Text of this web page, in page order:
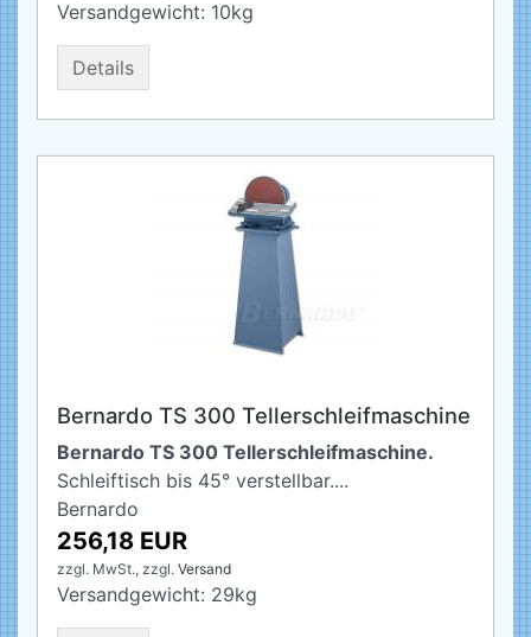
Versandgewicht: 10kg
Details
Bernardo TS 300 Tellerschleifmaschine
Bernardo TS 300 Tellerschleifmaschine.
Schleiftisch bis 45° verstellbar....
Bernardo
256,18 EUR
zzgl. MwSt., zzgl. Versand
Versandgewicht: 29kg